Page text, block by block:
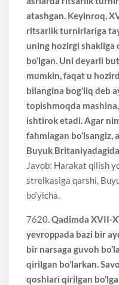
atashgan. Keyinroq,
ritsarlik turnirlariga
uning hozirgi shakliga
bo‘lgan. Uni deyarli
mumkin, faqat u
bilangina bog‘liq deb
topishmoqda
ishtirok etadi. Agar
fahmlagan bo‘lsangiz,
Buyuk
Javob: Harakat qilish
strelkasiga qarshi,
bo‘yicha.
7620.Qadimda XVII-
yevroppada bazi bir
bir narsaga guvoh
qirilgan bo’larkan.
qoshlari qirilgan